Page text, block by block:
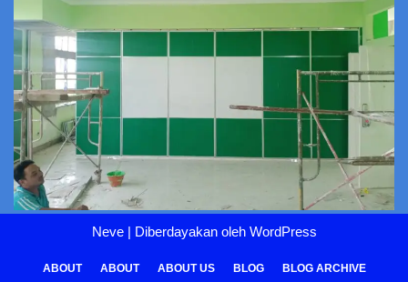
Neve| Diberdayakan oleh WordPress
ABOUT ABOUT ABOUT US BLOG BLOG ARCHIVE